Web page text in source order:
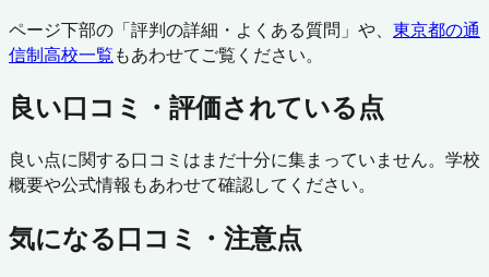
ページ下部の「評判の詳細・よくある質問」や、 東京都の通
信制高校一覧もあわせてご覧ください。
良い口コミ・評価されている点
良い点に関する口コミはまだ十分に集まっていません。学校
概要や公式情報もあわせて確認してください。
気になる口コミ・注意点